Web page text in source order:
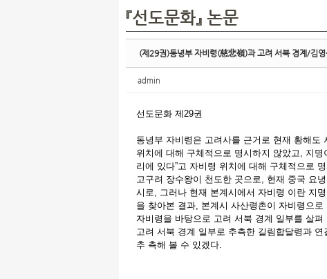
『선도문화』 논문
(제29권)동녕부 자비령(慈悲嶺)과 고려 서북 경계/김영
admin
선도문화 제29권
동녕부 자비령은 고려사를 근거로 현재 황해도
위치에 대해 구체적으로 명시하지 않았고, 지
리에 있다”고 자비령 위치에 대해 구체적으로
고구려 장수왕이 천도한 곳으로, 현재 중국 요
시로, 그러나 현재 본계시에서 자비령 이란 지
을 찾아본 결과, 본계시 사산령촌이 자비령으
자비령을 바탕으로 고려 서북 경계 일부를 살
고려 서북 경계 일부로 추측한 길림합달령과
추 측해 볼 수 있겠다.